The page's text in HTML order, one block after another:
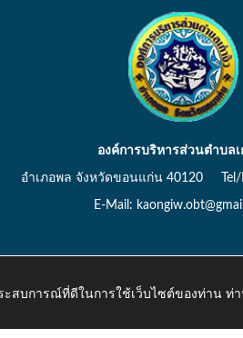
องค์การบริหารส่วนตำบลเ
อำเภอพล จังหวัดขอนแก่น 40120 Tel/
E-Mail:
สบการณ์ที่ดีในการใช้เว็บไซต์ของท่าน ท่